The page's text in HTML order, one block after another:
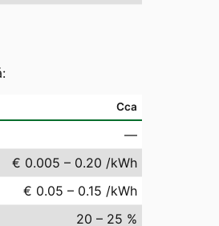
Cca
—
€ 0.005 – 0.20 /kWh
€ 0.05 – 0.15 /kWh
20 – 25 %